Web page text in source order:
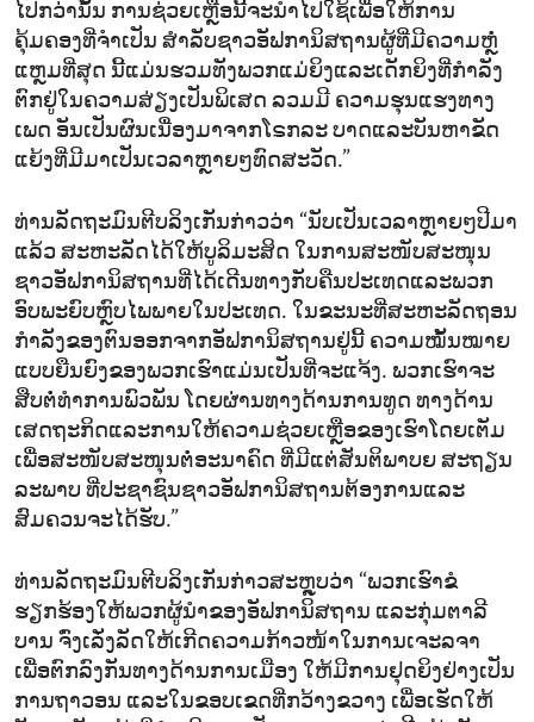
ໄປກວ່ານັ້ນ ການຊ່ວຍເຫຼືອນີ້ຈະນຳໄປໃຊ້ເພື່ອໃຫ້ການ
ຄຸ້ມຄອງທີ່ຈຳເປັນ ສຳລັບຊາວອັຟການິສຖານຜູ້ທີ່ມີຄວາມຫຼໍ່
ແຫຼມທີ່ສຸດ ນີ້ແມ່ນຮວມທັງພວກແມ່ຍິງແລະເດັກຍິງທີ່ກຳລັງ
ຕົກຢູ່ໃນຄວາມສ່ຽງເປັນພິເສດ ລວມມີ ຄວາມຮຸນແຮງທາງ
ເພດ ອັນເປັນຜົນເນື່ອງມາຈາກໂຣກລະ ບາດແລະບັນຫາຂັດ
ແຍ້ງທີ່ມີມາເປັນເວລາຫຼາຍໆທົດສະວັດ.”
ທ່ານລັດຖະມົນຕີບລິງເກັນກ່າວວ່າ “ນັບເປັນເວລາຫຼາຍໆປີມາ
ແລ້ວ ສະຫະລັດໄດ້ໃຫ້ບູລິມະສິດ ໃນການສະໜັບສະໜຸນ
ຊາວອັຟການິສຖານທີ່ໄດ້ເດີນທາງກັບຄືນປະເທດແລະພວກ
ອົບພະຍົບຫຼົບໄພພາຍໃນປະເທດ. ໃນຂະນະທີ່ສະຫະລັດຖອນ
ກຳລັງຂອງຕົນອອກຈາກອັຟການິສຖານຢູ່ນີ້ ຄວາມໝັ້ນໝາຍ
ແບບຍືນຍົງຂອງພວກເຮົາແມ່ນເປັນທີ່ຈະແຈ້ງ. ພວກເຮົາຈະ
ສືບຕໍ່ທຳການພົວພັນ ໂດຍຜ່ານທາງດ້ານການທູດ ທາງດ້ານ
ເສດຖະກິດແລະການໃຫ້ຄວາມຊ່ວຍເຫຼືອຂອງເຮົາໂດຍເຕັມ
ເພື່ອສະໜັບສະໜຸນຕໍ່ອະນາຄົດ ທີ່ມີແຕ່ສັນຕິພາບຍ ສະຖຽນ
ລະພາບ ທີ່ປະຊາຊົນຊາວອັຟການິສຖານຕ້ອງການແລະ
ສົມຄວນຈະໄດ້ຮັບ.”
ທ່ານລັດຖະມົນຕີບລິງເກັນກ່າວສະຫຼຸບວ່າ “ພວກເຮົາຂໍ
ຮຽກຮ້ອງໃຫ້ພວກຜູ້ນຳຂອງອັຟການິສຖານ ແລະກຸ່ມຕາລີ
ບານ ຈົ່ງເລັ່ງລັດໃຫ້ເກີດຄວາມກ້າວໜ້າໃນການເຈະລຈາ
ເພື່ອຕົກລົງກັນທາງດ້ານການເມືອງ ໃຫ້ມີການຢຸດຍິງຢ່າງເປັນ
ການຖາວອນ ແລະໃນຂອບເຂດທີ່ກວ້າງຂວາງ ເພື່ອເຮັດໃຫ້